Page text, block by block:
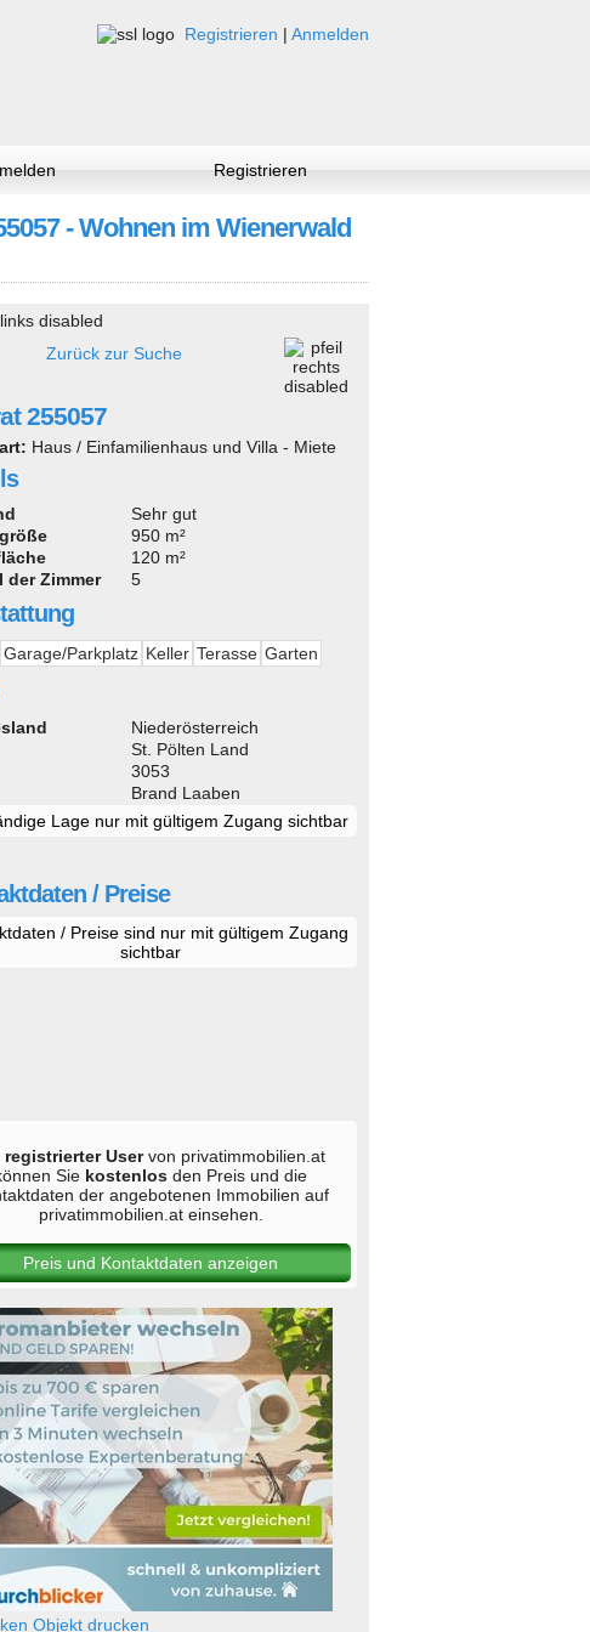
Registrieren | Anmelden
Registrieren
- Wohnen im Wienerwald
Zurück zur Suche
255057
Haus / Einfamilienhaus und Villa - Miete
Sehr gut
950 m²
120 m²
der Zimmer
5
Garage/Parkplatz Keller Terasse Garten
Niederösterreich
St. Pölten Land
3053
Brand Laaben
Lage nur mit gültigem Zugang sichtbar
/ Preise
/ Preise sind nur mit gültigem Zugang
sichtbar
registrierter Uservon privatimmobilien.at
Sie kostenlos den Preis und die
der angebotenen Immobilien auf
privatimmobilien.at einsehen.
Preis und Kontaktdaten anzeigen
Objekt drucken